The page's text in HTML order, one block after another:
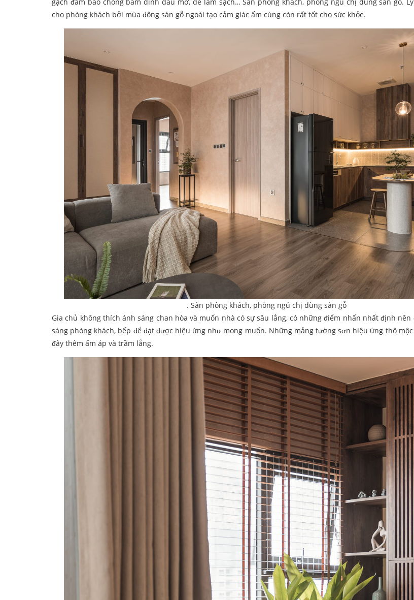
cho phòng khách bởi mùa đông sàn gỗ ngoài tạo cảm giác ấm cúng còn rất tốt cho sức khỏe.
. Sàn phòng khách, phòng ngủ chị dùng sàn gỗ
Gia chủ không thích ánh sáng chan hòa và muốn nhà có sự sâu lắng, có những điểm nhấn nhất định
sáng phòng khách, bếp để đạt được hiệu ứng như mong muốn. Những mảng tường sơn hiệu ứng thô
đây thêm ấm áp và trầm lắng.